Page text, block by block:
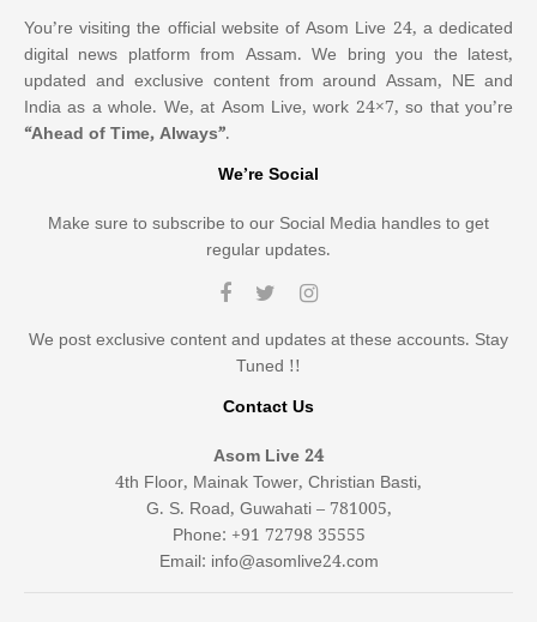
You’re visiting the official website of Asom Live 24, a dedicated
digital news platform from Assam. We bring you the latest,
updated and exclusive content from around Assam, NE and
India as a whole. We, at Asom Live, work 24×7, so that you’re
“Ahead of Time, Always”.
We’re Social
Make sure to subscribe to our Social Media handles to get
regular updates.
We post exclusive content and updates at these accounts. Stay
Tuned !!
Contact Us
Asom Live 24
4th Floor, Mainak Tower, Christian Basti,
G. S. Road, Guwahati – 781005,
Phone: +91 72798 35555
Email: info@asomlive24.com